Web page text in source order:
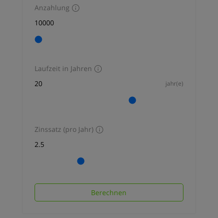
Anzahlung
Laufzeit in Jahren
jahr(e)
Zinssatz (pro Jahr)
Berechnen